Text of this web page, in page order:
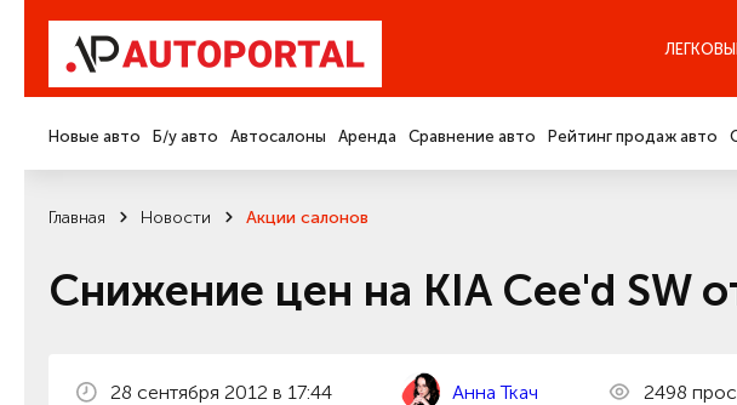
Новые авто Б/у авто Автосалоны Аренда Сравнение авто Рейтинг продаж авто
Главная Новости Акции салонов
Снижение цен на KIA Cee'd SW
28 сентября 2012 в 17:44 Анна Ткач 2498